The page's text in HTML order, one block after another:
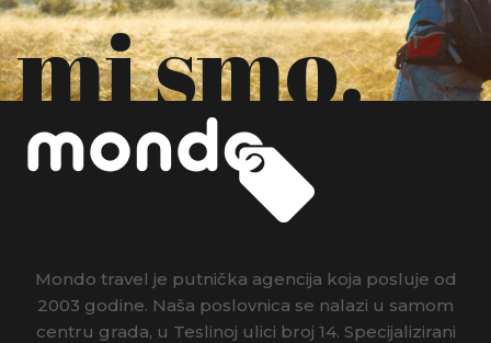
mi smo.
Mondo travel je putnička agencija koja posluje od
2003 godine. Naša poslovnica se nalazi u samom
centru grada, u Teslinoj ulici broj 14. Specijalizirani